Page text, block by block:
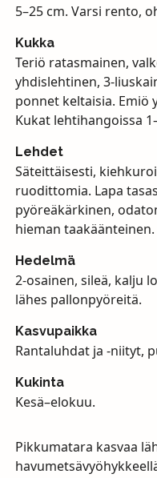
5–25 cm. Varsi rento,
Kukka
Teriö ratasmainen,
yhdislehtinen, 3-
ponnet keltaisia. Emiö
Kukat lehtihangoissa
Lehdet
Säteittäisesti,
ruodittomia. Lapa
pyöreäkärkinen,
hieman taakäänteinen.
Hedelmä
2-osainen, sileä, kalju
lähes pallonpyöreitä.
Kasvupaikka
Rantaluhdat ja -niityt,
Kukinta
Kesä–elokuu.
Pikkumatara kasvaa